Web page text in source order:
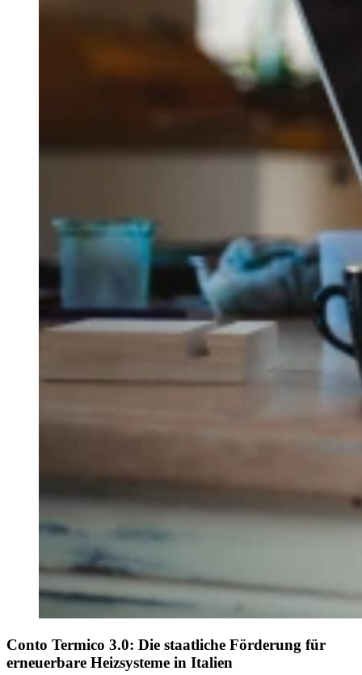
Conto Termico 3.0: Die staatliche Förderung für
erneuerbare Heizsysteme in Italien